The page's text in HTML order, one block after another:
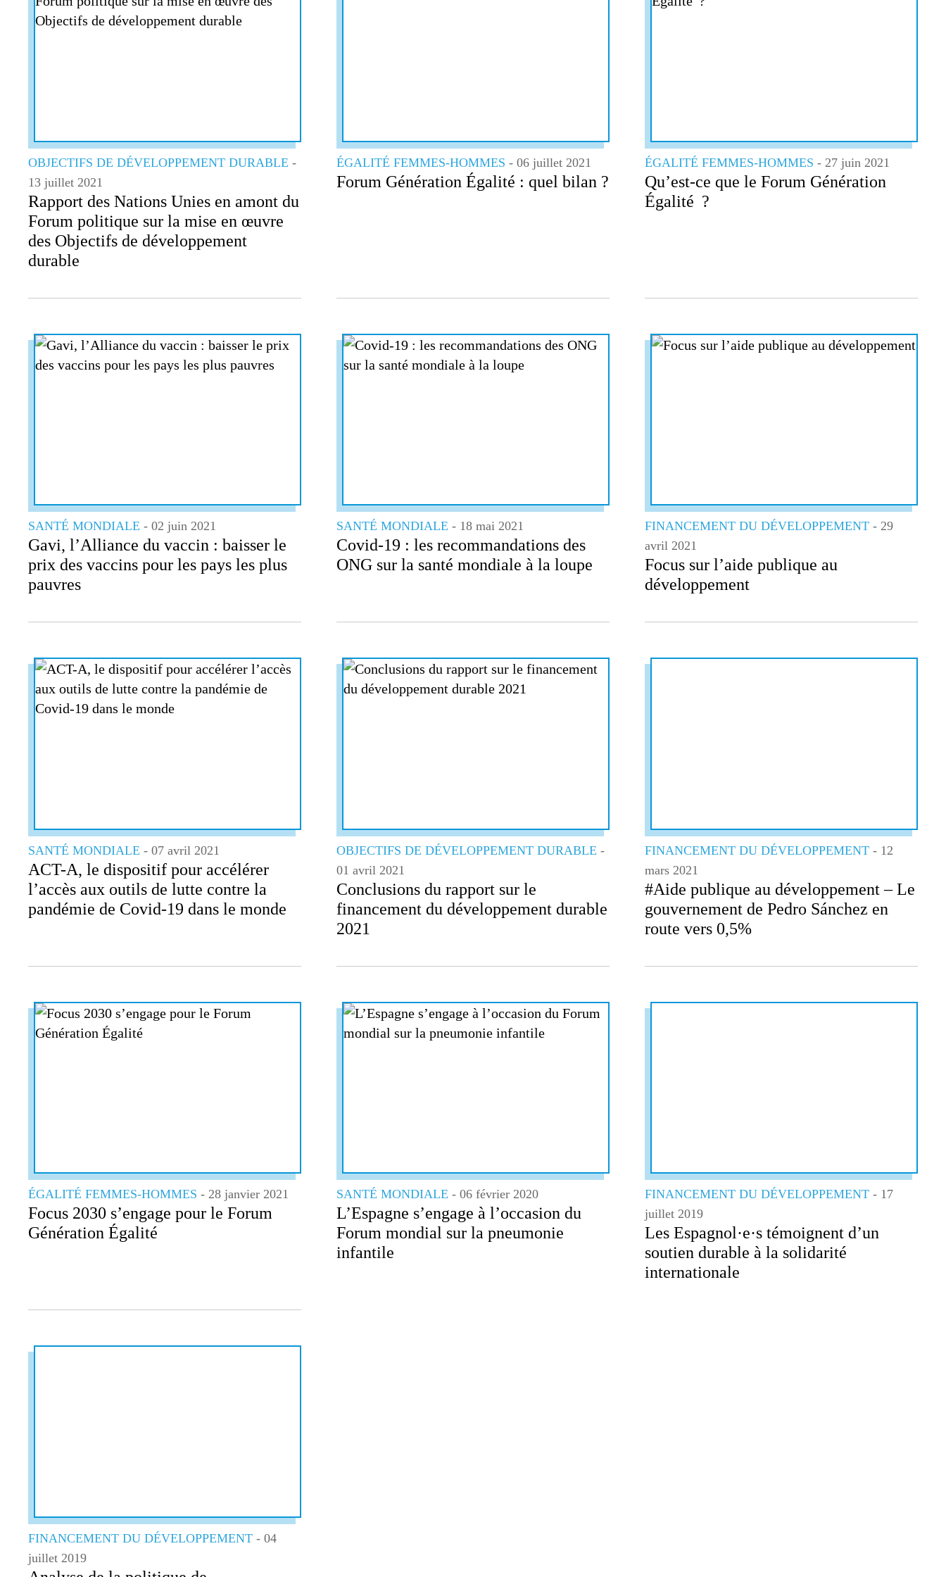
OBJECTIFS DE DÉVELOPPEMENT DURABLE -
13 juillet 2021
Rapport des Nations Unies en amont du
Forum politique sur la mise en œuvre
des Objectifs de développement
durable
ÉGALITÉ FEMMES-HOMMES - 06 juillet 2021
Forum Génération Égalité : quel bilan ?
ÉGALITÉ FEMMES-HOMMES - 27 juin 2021
Qu’est-ce que le Forum Génération
Égalité ?
SANTÉ MONDIALE - 02 juin 2021
Gavi, l’Alliance du vaccin : baisser le
prix des vaccins pour les pays les plus
pauvres
SANTÉ MONDIALE - 18 mai 2021
Covid-19 : les recommandations des
ONG sur la santé mondiale à la loupe
FINANCEMENT DU DÉVELOPPEMENT - 29
avril 2021
Focus sur l’aide publique au
développement
SANTÉ MONDIALE - 07 avril 2021
ACT-A, le dispositif pour accélérer
l’accès aux outils de lutte contre la
pandémie de Covid-19 dans le monde
OBJECTIFS DE DÉVELOPPEMENT DURABLE -
01 avril 2021
Conclusions du rapport sur le
financement du développement durable
2021
FINANCEMENT DU DÉVELOPPEMENT - 12
mars 2021
#Aide publique au développement – Le
gouvernement de Pedro Sánchez en
route vers 0,5%
ÉGALITÉ FEMMES-HOMMES - 28 janvier 2021
Focus 2030 s’engage pour le Forum
Génération Égalité
SANTÉ MONDIALE - 06 février 2020
L’Espagne s’engage à l’occasion du
Forum mondial sur la pneumonie
infantile
FINANCEMENT DU DÉVELOPPEMENT - 17
juillet 2019
Les Espagnol·e·s témoignent d’un
soutien durable à la solidarité
internationale
FINANCEMENT DU DÉVELOPPEMENT - 04
juillet 2019